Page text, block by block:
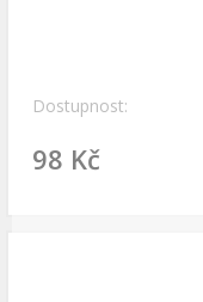
Dostupnost:
98 Kč